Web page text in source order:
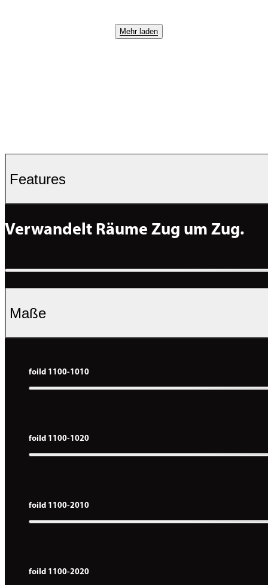
Mehr laden
Features
Verwandelt Räume Zug um Zug.
Maße
foild 1100-1010
foild 1100-1020
foild 1100-2010
foild 1100-2020